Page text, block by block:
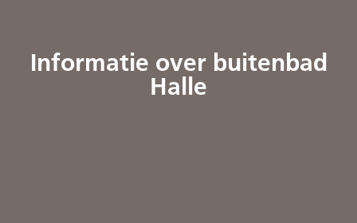
Informatie over buitenbad
Halle